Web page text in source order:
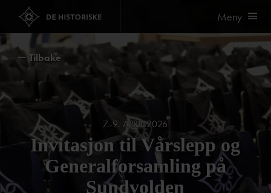
Meny
Tilbake
7.-9. APRIL 2026
Invitasjon til Vårslepp og
Generalforsamling på
Sundvolden